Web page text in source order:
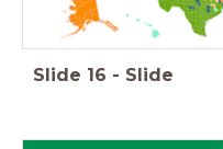
Slide 16 - Slide